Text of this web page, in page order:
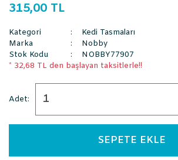
315,00 TL
Kategori
Kedi Tasmaları
Marka
Nobby
Stok Kodu
NOBBY77907
* 32,68 TL den başlayan taksitlerle!!
Adet:
SEPETE EKLE